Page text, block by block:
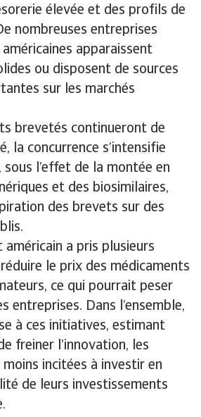
élevée et des profils de
nombreuses entreprises
apparaissent
ou disposent de sources
sur les marchés
brevetés continueront de
la concurrence s’intensifie
l’effet de la montée en
et des biosimilaires,
des brevets sur des
américain a pris plusieurs
le prix des médicaments
ce qui pourrait peser
entreprises. Dans l’ensemble,
à ces initiatives, estimant
freiner l’innovation, les
incitées à investir en
de leurs investissements